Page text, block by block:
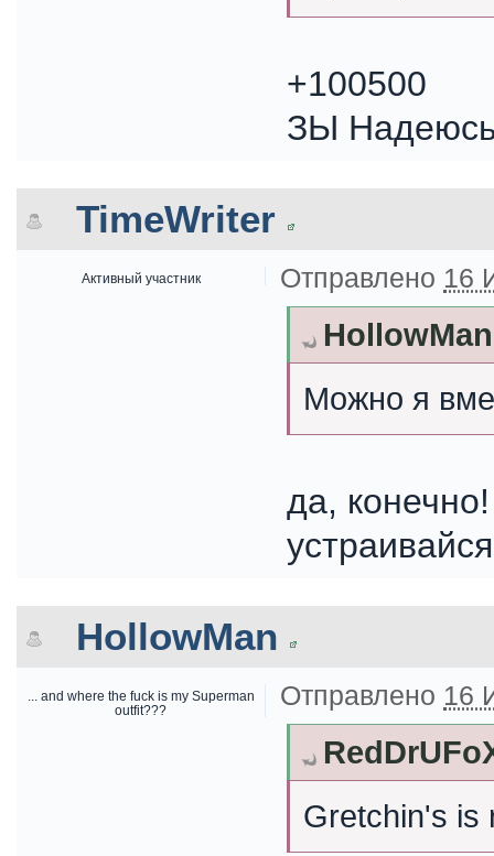
+100500
ЗЫ
TimeWriter
Активный участник Отправлено 16
Можно я
да, конечно!
HollowMan
... and where the fuck is my Superman
outfit???
Отправлено 16
Gretchin's is